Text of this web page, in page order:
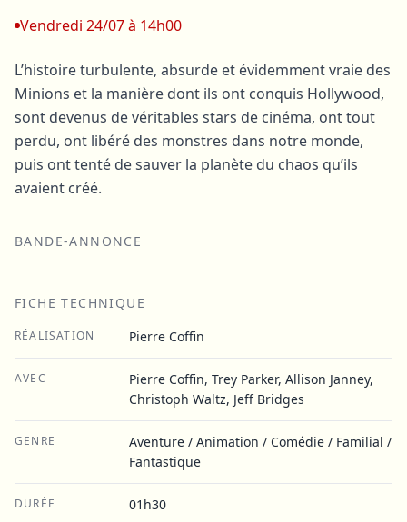
Vendredi 24/07 à 14h00
L’histoire turbulente, absurde et évidemment vraie des
Minions et la manière dont ils ont conquis Hollywood,
sont devenus de véritables stars de cinéma, ont tout
perdu, ont libéré des monstres dans notre monde,
puis ont tenté de sauver la planète du chaos qu’ils
avaient créé.
BANDE-ANNONCE
FICHE TECHNIQUE
RÉALISATION Pierre Coffin
AVEC
Pierre Coffin, Trey Parker, Allison Janney,
Christoph Waltz, Jeff Bridges
GENRE
Aventure / Animation / Comédie / Familial /
Fantastique
DURÉE 01h30